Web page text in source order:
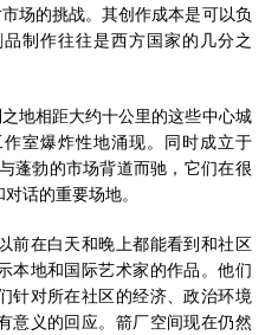
场的挑战。其创作成本是可以负
制作往往是西方国家的几分之
地相距大约十公里的这些中心城
室爆炸性地涌现。同时成立于
蓬勃的市场背道而驰，它们在很
话的重要场地。
前在白天和晚上都能看到和社区
本地和国际艺术家的作品。他们
针对所在社区的经济、政治环境
意义的回应。箭厂空间现在仍然